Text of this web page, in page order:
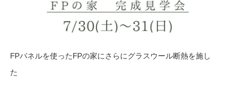
FPパネルを使ったFPの家にさらにグラスウール断熱を施し
た